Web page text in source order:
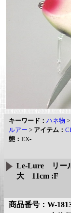
キーワード： ハネ物 >
ルアー > アイテム：
態： EX-
Le-Lure リー
大 11cm :F
商品番号：W-